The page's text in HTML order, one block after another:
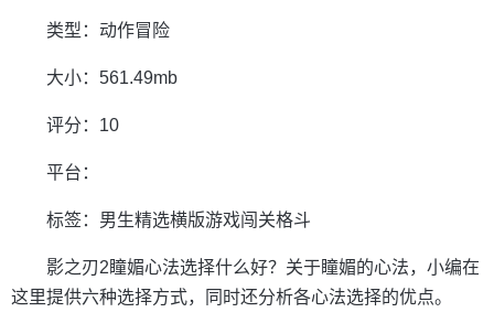
类型：动作冒险
大小：561.49mb
评分：10
平台：
标签：男生精选横版游戏闯关格斗
影之刃2瞳媚心法选择什么好？关于瞳媚的心法，小编在
这里提供六种选择方式，同时还分析各心法选择的优点。